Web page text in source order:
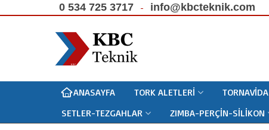
0 534 725 3717 info@kbcteknik.com
ANASAYFA TORK ALETLERI
SETLER-TEZGAHLAR
ZIMBA-PERÇIN-SILIKON